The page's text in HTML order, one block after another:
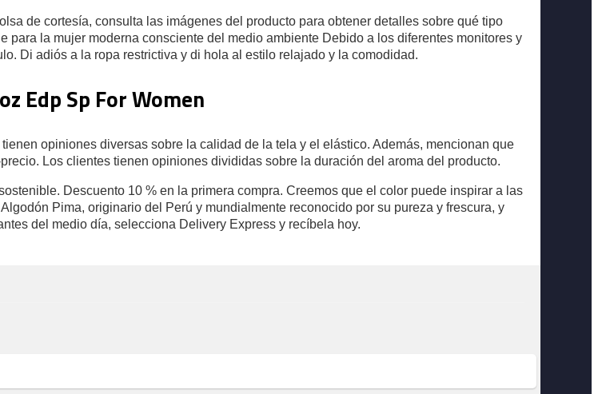
de cortesía, consulta las imágenes del producto para obtener detalles sobre qué tipo
la mujer moderna consciente del medio ambiente Debido a los diferentes monitores y
Di adiós a la ropa restrictiva y di hola al estilo relajado y la comodidad.
Edp Sp For Women
opiniones diversas sobre la calidad de la tela y el elástico. Además, mencionan que
Los clientes tienen opiniones divididas sobre la duración del aroma del producto.
Descuento 10 % en la primera compra. Creemos que el color puede inspirar a las
Pima, originario del Perú y mundialmente reconocido por su pureza y frescura, y
del medio día, selecciona Delivery Express y recíbela hoy.